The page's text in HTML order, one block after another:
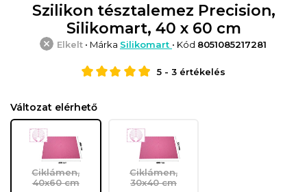
Szilikon tésztalemez Precision,
Silikomart, 40 x 60 cm
Elkelt • Márka Silikomart • Kód 8051085217281
5 - 3 értékelés
Változat elérhető
Ciklámen,
40x60 cm
Ciklámen,
30x40 cm